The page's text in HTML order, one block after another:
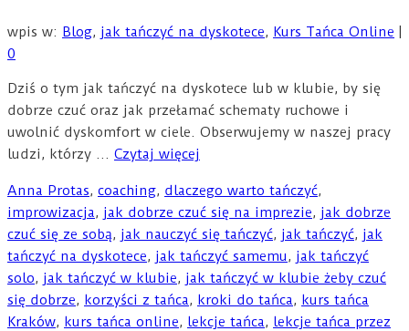
wpis w: Blog, jak tańczyć na dyskotece, Kurs Tańca Online
0
Dziś o tym jak tańczyć na dyskotece lub w klubie, by się
dobrze czuć oraz jak przełamać schematy ruchowe i
uwolnić dyskomfort w ciele. Obserwujemy w naszej pracy
ludzi, którzy … Czytaj więcej
Anna Protas, coaching, dlaczego warto tańczyć,
improwizacja, jak dobrze czuć się na imprezie, jak dobrze
czuć się ze sobą, jak nauczyć się tańczyć, jak tańczyć, jak
tańczyć na dyskotece, jak tańczyć samemu, jak tańczyć
solo, jak tańczyć w klubie, jak tańczyć w klubie żeby czuć
się dobrze, korzyści z tańca, kroki do tańca, kurs tańca
Kraków, kurs tańca online, lekcje tańca, lekcje tańca przez